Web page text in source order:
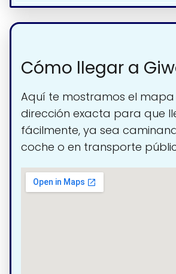
Cómo llegar a
Aquí te mostramos el
dirección exacta para que
fácilmente, ya sea
coche o en transporte